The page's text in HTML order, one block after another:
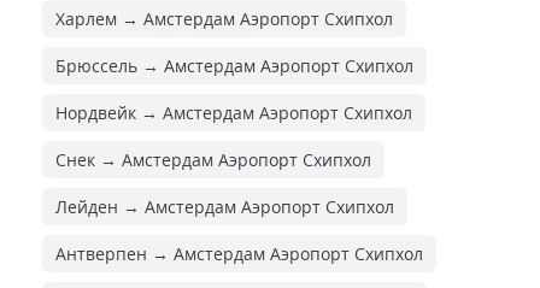
Харлем → Амстердам Аэропорт Схипхол
Брюссель → Амстердам Аэропорт Схипхол
Нордвейк → Амстердам Аэропорт Схипхол
Снек → Амстердам Аэропорт Схипхол
Лейден → Амстердам Аэропорт Схипхол
Антверпен → Амстердам Аэропорт Схипхол